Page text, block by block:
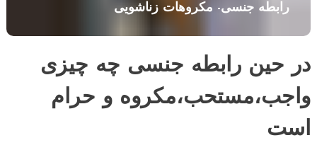
رابطه جنسی- مکروهات زناشویی
در حین رابطه جنسی چه چیزی
واجب،مستحب،مکروه و حرام
است